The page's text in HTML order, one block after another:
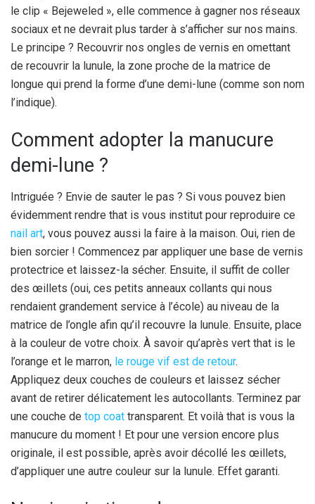
le clip « Bejeweled », elle commence à gagner nos réseaux
sociaux et ne devrait plus tarder à s’afficher sur nos mains.
Le principe ? Recouvrir nos ongles de vernis en omettant
de recouvrir la lunule, la zone proche de la matrice de
longue qui prend la forme d’une demi-lune (comme son nom
l’indique).
Comment adopter la manucure
demi-lune ?
Intriguée ? Envie de sauter le pas ? Si vous pouvez bien
évidemment rendre that is vous institut pour reproduire ce
nail art, vous pouvez aussi la faire à la maison. Oui, rien de
bien sorcier ! Commencez par appliquer une base de vernis
protectrice et laissez-la sécher. Ensuite, il suffit de coller
des œillets (oui, ces petits anneaux collants qui nous
rendaient grandement service à l’école) au niveau de la
matrice de l’ongle afin qu’il recouvre la lunule. Ensuite, place
à la couleur de votre choix. À savoir qu’après vert that is le
l’orange et le marron, le rouge vif est de retour.
Appliquez deux couches de couleurs et laissez sécher
avant de retirer délicatement les autocollants. Terminez par
une couche de top coat transparent. Et voilà that is vous la
manucure du moment ! Et pour une version encore plus
originale, il est possible, après avoir décollé les œillets,
d’appliquer une autre couleur sur la lunule. Effet garanti.